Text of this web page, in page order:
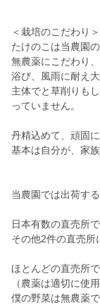
＜栽培のこだわり＞
たけのこは当農園
無農薬にこだわり
浴び、風雨に耐え
主体でと草削りも
っていません。
丹精込めて、頑固に
基本は自分が、家
当農園では出荷す
日本有数の直売所
その他2件の直売所
ほとんどの直売所
（農薬は適切に使
僕の野菜は無農薬